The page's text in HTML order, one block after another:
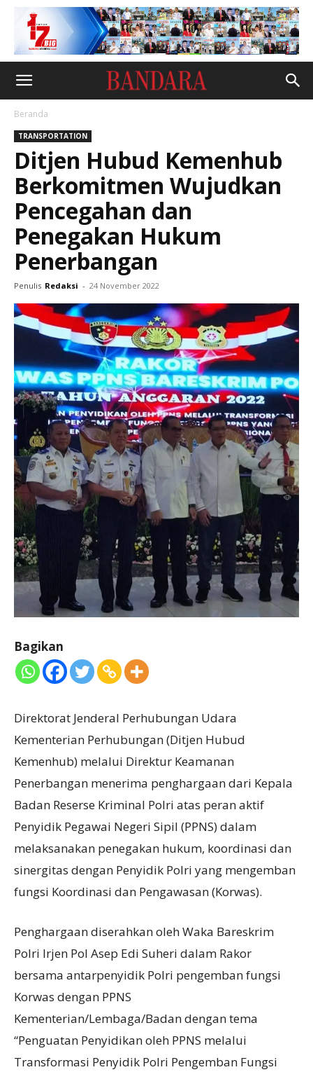
Beranda
TRANSPORTATION
Ditjen Hubud Kemenhub
Berkomitmen Wujudkan
Pencegahan dan
Penegakan Hukum
Penerbangan
Penulis Redaksi - 24 November 2022
Bagikan
Direktorat Jenderal Perhubungan Udara
Kementerian Perhubungan (Ditjen Hubud
Kemenhub) melalui Direktur Keamanan
Penerbangan menerima penghargaan dari Kepala
Badan Reserse Kriminal Polri atas peran aktif
Penyidik Pegawai Negeri Sipil (PPNS) dalam
melaksanakan penegakan hukum, koordinasi dan
sinergitas dengan Penyidik Polri yang mengemban
fungsi Koordinasi dan Pengawasan (Korwas).
Penghargaan diserahkan oleh Waka Bareskrim
Polri Irjen Pol Asep Edi Suheri dalam Rakor
bersama antarpenyidik Polri pengemban fungsi
Korwas dengan PPNS
Kementerian/Lembaga/Badan dengan tema
“Penguatan Penyidikan oleh PPNS melalui
Transformasi Penyidik Polri Pengemban Fungsi